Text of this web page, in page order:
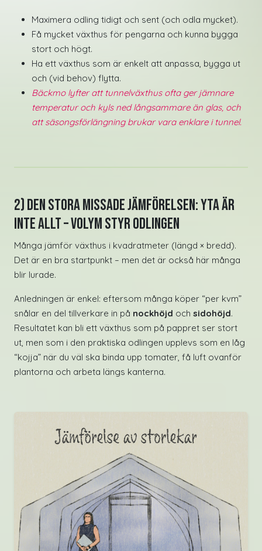
Maximera odling tidigt och sent (och odla mycket).
Få mycket växthus för pengarna och kunna bygga
stort och högt.
Ha ett växthus som är enkelt att anpassa, bygga ut
och (vid behov) flytta.
Bäckmo lyfter att tunnelväxthus ofta ger jämnare
temperatur och kyls ned långsammare än glas, och
att säsongsförlängning brukar vara enklare i tunnel.
2) Den stora missade jämförelsen: Yta är
inte allt – Volym styr odlingen
Många jämför växthus i kvadratmeter (längd × bredd).
Det är en bra startpunkt – men det är också här många
blir lurade.
Anledningen är enkel: eftersom många köper “per kvm”
snålar en del tillverkare in på nockhöjd och sidohöjd.
Resultatet kan bli ett växthus som på pappret ser stort
ut, men som i den praktiska odlingen upplevs som en låg
“kojja” när du väl ska binda upp tomater, få luft ovanför
plantorna och arbeta längs kanterna.